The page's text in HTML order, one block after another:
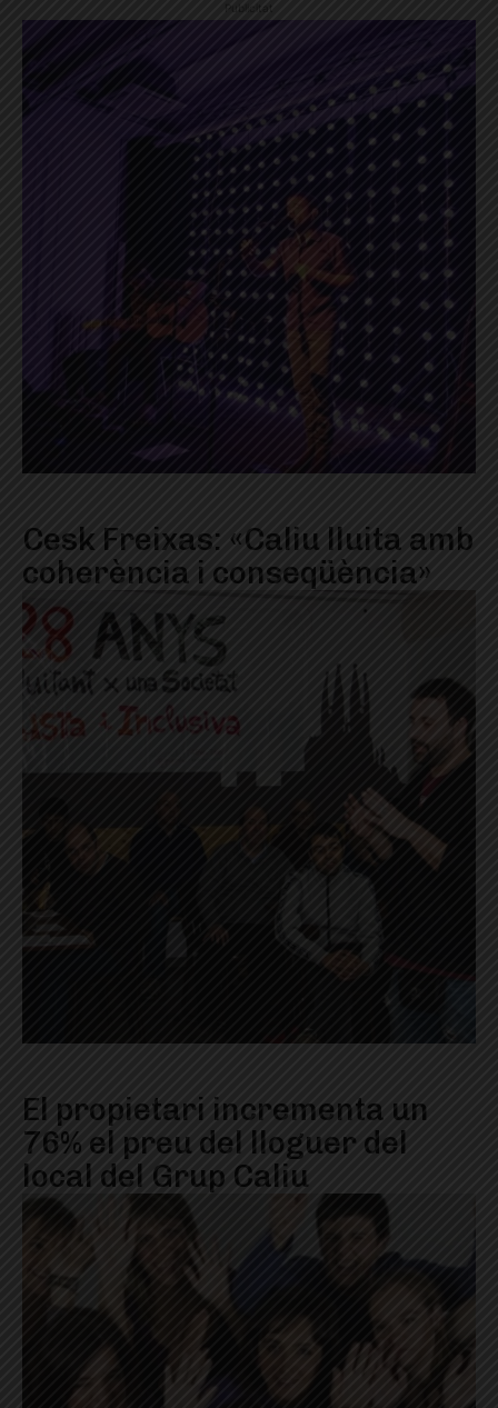
Publicitat
Cesk Freixas: «Caliu lluita amb
coherència i conseqüència»
El propietari incrementa un
76% el preu del lloguer del
local del Grup Caliu